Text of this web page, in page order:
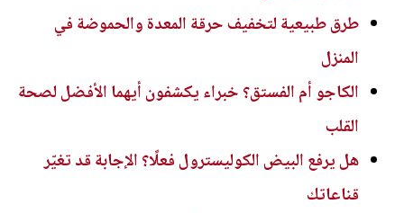
طرق طبيعية لتخفيف حرقة المعدة والحموضة في
المنزل
الكاجو أم الفستق؟ خبراء يكشفون أيهما الأفضل لصحة
القلب
هل يرفع البيض الكوليسترول فعلًا؟ الإجابة قد تغيّر
قناعاتك